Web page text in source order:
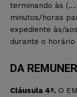
terminando às
minutos/horas
expediente às/
durante o horário
DA
Cláusula 4ª. O